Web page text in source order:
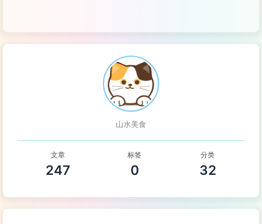
山水美食
文章
247
标签
0
分类
32